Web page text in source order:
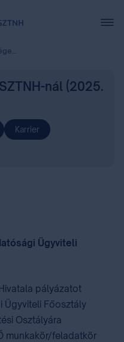
május)
nál (2025.
Karrier
Ügyviteli
pályázatot
Ügyviteli Főosztály
Osztályára
munkakör/feladatkör